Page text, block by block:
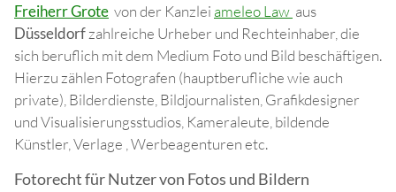
Freiherr Grote von der Kanzlei ameleo Law aus
Düsseldorfzahlreiche Urheber und Rechteinhaber, die
sich beruflich mit dem Medium Foto und Bild beschäftigen.
Hierzu zählen Fotografen (hauptberufliche wie auch
private), Bilderdienste, Bildjournalisten, Grafikdesigner
und Visualisierungsstudios, Kameraleute, bildende
Künstler, Verlage , Werbeagenturen etc.
Fotorecht für Nutzer von Fotos und Bildern